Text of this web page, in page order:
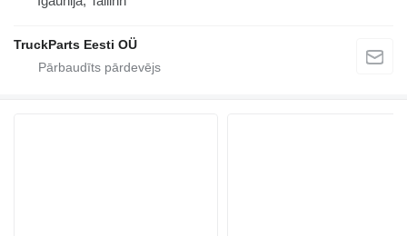
TruckParts Eesti OÜ